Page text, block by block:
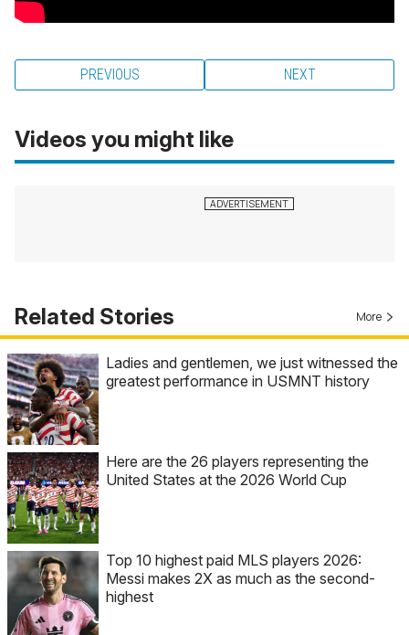
PREVIOUS NEXT
Videos you might like
Related Stories More
Ladies and gentlemen, we just witnessed the
greatest performance in USMNT history
Here are the 26 players representing the
United States at the 2026 World Cup
Top 10 highest paid MLS players 2026:
Messi makes 2X as much as the second-
highest